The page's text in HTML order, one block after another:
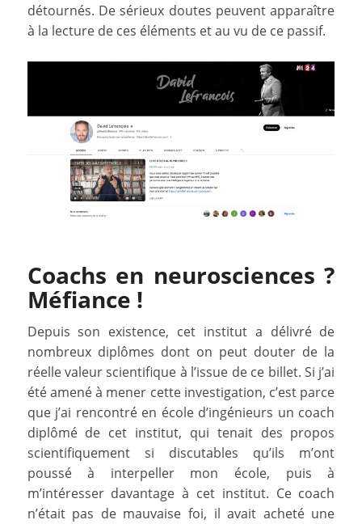
détournés. De sérieux doutes peuvent apparaître
à la lecture de ces éléments et au vu de ce passif.
Coachs en neurosciences ?
Méfiance !
Depuis son existence, cet institut a délivré de
nombreux diplômes dont on peut douter de la
réelle valeur scientifique à l’issue de ce billet. Si j’ai
été amené à mener cette investigation, c’est parce
que j’ai rencontré en école d’ingénieurs un coach
diplômé de cet institut, qui tenait des propos
scientifiquement si discutables qu’ils m’ont
poussé à interpeller mon école, puis à
m’intéresser davantage à cet institut. Ce coach
n’était pas de mauvaise foi, il avait acheté une